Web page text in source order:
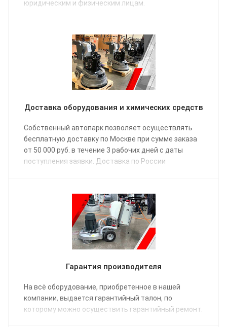
юридическим и физическим лицам.
Доставка оборудования и химических средств
Собственный автопарк позволяет осуществлять
бесплатную доставку по Москве при сумме заказа
от 50 000 руб. в течение 3 рабочих дней с даты
поступления заявки. Доставка по России
Гарантия производителя
На всё оборудование, приобретенное в нашей
компании, выдается гарантийный талон, по
которому можно осуществить гарантийный ремонт.